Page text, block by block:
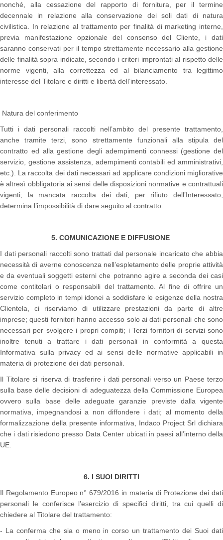
nonché, alla cessazione del rapporto di fornitura, per il termine
decennale in relazione alla conservazione dei soli dati di natura
civilistica. In relazione al trattamento per finalità di marketing interne,
previa manifestazione opzionale del consenso del Cliente, i dati
saranno conservati per il tempo strettamente necessario alla gestione
delle finalità sopra indicate, secondo i criteri improntati al rispetto delle
norme vigenti, alla correttezza ed al bilanciamento tra legittimo
interesse del Titolare e diritti e libertà dell’interessato.
Natura del conferimento
Tutti i dati personali raccolti nell’ambito del presente trattamento,
anche tramite terzi, sono strettamente funzionali alla stipula del
contratto ed alla gestione degli adempimenti connessi (gestione del
servizio, gestione assistenza, adempimenti contabili ed amministrativi,
etc.). La raccolta dei dati necessari ad applicare condizioni migliorative
è altresì obbligatoria ai sensi delle disposizioni normative e contrattuali
vigenti; la mancata raccolta dei dati, per rifiuto dell’Interessato,
determina l’impossibilità di dare seguito al contratto.
5. COMUNICAZIONE E DIFFUSIONE
I dati personali raccolti sono trattati dal personale incaricato che abbia
necessità di averne conoscenza nell’espletamento delle proprie attività
e da eventuali soggetti esterni che potranno agire a seconda dei casi
come contitolari o responsabili del trattamento. Al fine di offrire un
servizio completo in tempi idonei a soddisfare le esigenze della nostra
Clientela, ci riserviamo di utilizzare prestazioni da parte di altre
imprese; questi fornitori hanno accesso solo ai dati personali che sono
necessari per svolgere i propri compiti; i Terzi fornitori di servizi sono
inoltre tenuti a trattare i dati personali in conformità a questa
Informativa sulla privacy ed ai sensi delle normative applicabili in
materia di protezione dei dati personali.
Il Titolare si riserva di trasferire i dati personali verso un Paese terzo
sulla base delle decisioni di adeguatezza della Commissione Europea
ovvero sulla base delle adeguate garanzie previste dalla vigente
normativa, impegnandosi a non diffondere i dati; al momento della
formalizzazione della presente informativa, Indaco Project Srl dichiara
che i dati risiedono presso Data Center ubicati in paesi all’interno della
UE.
6. I SUOI DIRITTI
Il Regolamento Europeo n° 679/2016 in materia di Protezione dei dati
personali le conferisce l’esercizio di specifici diritti, tra cui quelli di
chiedere al Titolare del trattamento:
- La conferma che sia o meno in corso un trattamento dei Suoi dati